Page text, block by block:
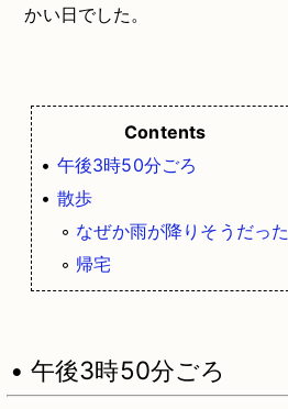
かい日でした。
Contents
• 午後3時50分ごろ
• 散歩
◦ なぜか雨が降りそうだった
◦ 帰宅
• 午後3時50分ごろ